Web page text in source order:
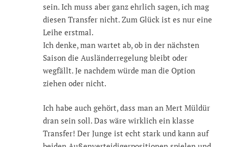
sein. Ich muss aber ganz ehrlich sagen, ich mag
diesen Transfer nicht. Zum Glück ist es nur eine
Leihe erstmal.
Ich denke, man wartet ab, ob in der nächsten
Saison die Ausländerregelung bleibt oder
wegfällt. Je nachdem würde man die Option
ziehen oder nicht.
Ich habe auch gehört, dass man an Mert Müldür
dran sein soll. Das wäre wirklich ein klasse
Transfer! Der Junge ist echt stark und kann auf